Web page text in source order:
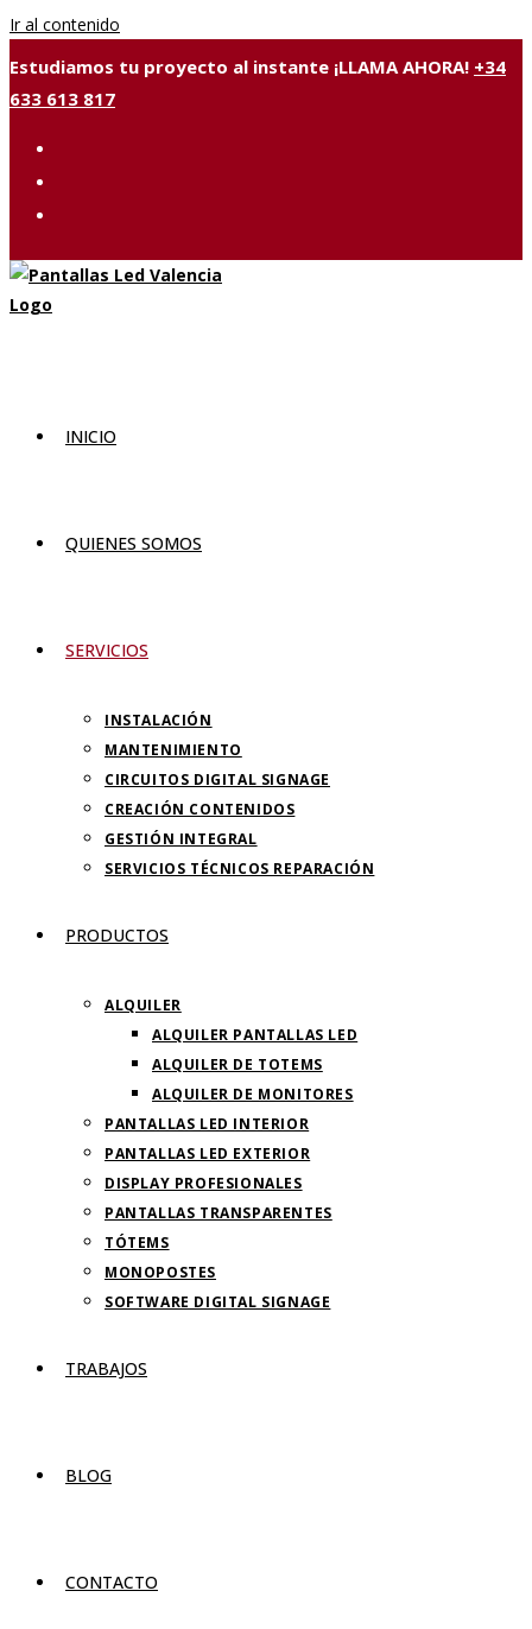
Ir al contenido
Estudiamos tu proyecto al instante ¡LLAMA AHORA! +34
633 613 817
INICIO
QUIENES SOMOS
SERVICIOS
INSTALACIÓN
MANTENIMIENTO
CIRCUITOS DIGITAL SIGNAGE
CREACIÓN CONTENIDOS
GESTIÓN INTEGRAL
SERVICIOS TÉCNICOS REPARACIÓN
PRODUCTOS
ALQUILER
ALQUILER PANTALLAS LED
ALQUILER DE TOTEMS
ALQUILER DE MONITORES
PANTALLAS LED INTERIOR
PANTALLAS LED EXTERIOR
DISPLAY PROFESIONALES
PANTALLAS TRANSPARENTES
TÓTEMS
MONOPOSTES
SOFTWARE DIGITAL SIGNAGE
TRABAJOS
BLOG
CONTACTO